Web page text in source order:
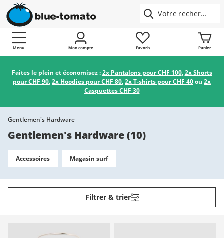
Menu Mon compte Favoris Panier
Faites le plein et économisez :2x Pantalons pour CHF 100,2x Shorts
pour CHF 90,2x Hoodies pour CHF 80,2x T-shirts pour CHF 40ou 2x
Casquettes CHF 30
Gentlemen's Hardware
Gentlemen's Hardware(10)
Accessoires Magasin surf
Filtrer & trier